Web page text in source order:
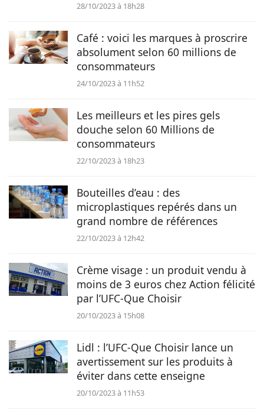
Animaux
Santé
28/10/2023 à 18h28
Café : voici les marques à proscrire
absolument selon 60 millions de
consommateurs
24/10/2023 à 11h52
Les meilleurs et les pires gels
douche selon 60 Millions de
consommateurs
22/10/2023 à 18h23
Bouteilles d’eau : des
microplastiques repérés dans un
grand nombre de références
22/10/2023 à 12h42
Crème visage : un produit vendu à
moins de 3 euros chez Action félicité
par l’UFC-Que Choisir
20/10/2023 à 15h08
Lidl : l’UFC-Que Choisir lance un
avertissement sur les produits à
éviter dans cette enseigne
20/10/2023 à 11h53